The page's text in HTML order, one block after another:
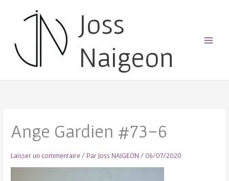
Joss
Naigeon
Ange Gardien #73-6
Laisser un commentaire / Par Joss NAIGEON / 06/07/2020